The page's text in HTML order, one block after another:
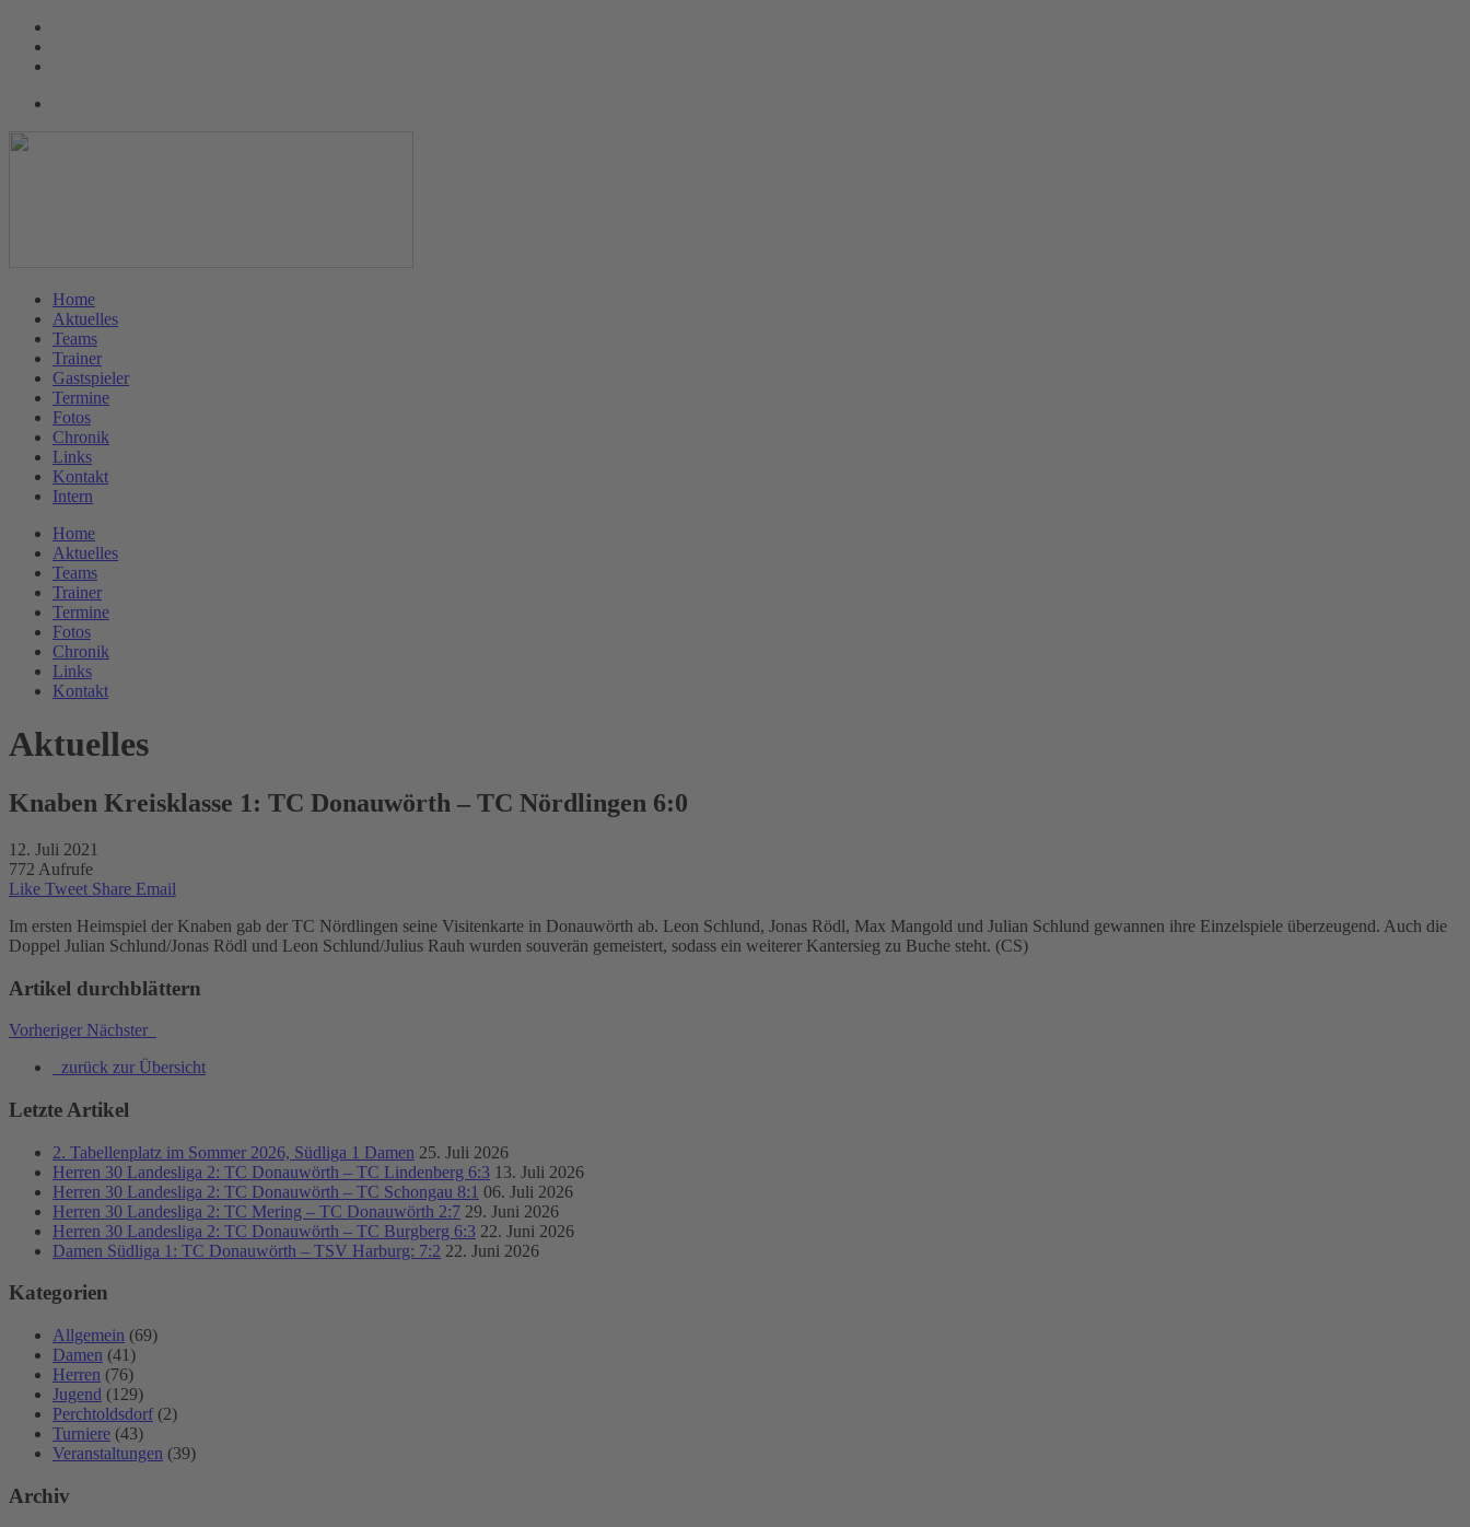
Home
Aktuelles
Teams
Trainer
Gastspieler
Termine
Fotos
Chronik
Links
Kontakt
Intern
Home
Aktuelles
Teams
Trainer
Termine
Fotos
Chronik
Links
Kontakt
Aktuelles
Knaben Kreisklasse 1: TC Donauwörth – TC Nördlingen 6:0
12. Juli 2021
772 Aufrufe
Like Tweet Share Email
Im ersten Heimspiel der Knaben gab der TC Nördlingen seine Visitenkarte in Donauwörth ab. Leon Schlund, Jonas Rödl, Max Mangold und Julian Schlund gewannen ihre Einzelspiele überzeugend. Auch die
Doppel Julian Schlund/Jonas Rödl und Leon Schlund/Julius Rauh wurden souverän gemeistert, sodass ein weiterer Kantersieg zu Buche steht. (CS)
Artikel durchblättern
Vorheriger Nächster
zurück zur Übersicht
Letzte Artikel
2. Tabellenplatz im Sommer 2026, Südliga 1 Damen 25. Juli 2026
Herren 30 Landesliga 2: TC Donauwörth – TC Lindenberg 6:3 13. Juli 2026
Herren 30 Landesliga 2: TC Donauwörth – TC Schongau 8:1 06. Juli 2026
Herren 30 Landesliga 2: TC Mering – TC Donauwörth 2:7 29. Juni 2026
Herren 30 Landesliga 2: TC Donauwörth – TC Burgberg 6:3 22. Juni 2026
Damen Südliga 1: TC Donauwörth – TSV Harburg: 7:2 22. Juni 2026
Kategorien
Allgemein (69)
Damen (41)
Herren (76)
Jugend (129)
Perchtoldsdorf (2)
Turniere (43)
Veranstaltungen (39)
Archiv